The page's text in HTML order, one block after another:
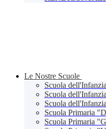
Le Nostre Scuole
Scuola
Scuola
Scuola
Scuola Primaria
Scuola Primaria